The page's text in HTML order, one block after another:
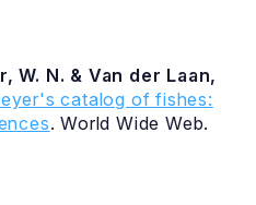
W. N. & Van der Laan,
catalog of fishes:
. World Wide Web.